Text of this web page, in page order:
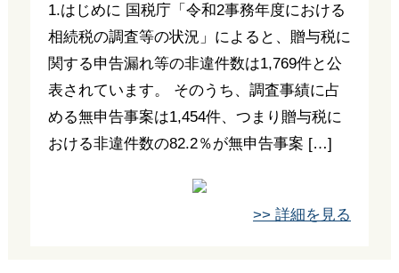
1.はじめに 国税庁「令和2事務年度における
相続税の調査等の状況」によると、贈与税に
関する申告漏れ等の非違件数は1,769件と公
表されています。 そのうち、調査事績に占
める無申告事案は1,454件、つまり贈与税に
おける非違件数の82.2％が無申告事案 […]
>> 詳細を見る